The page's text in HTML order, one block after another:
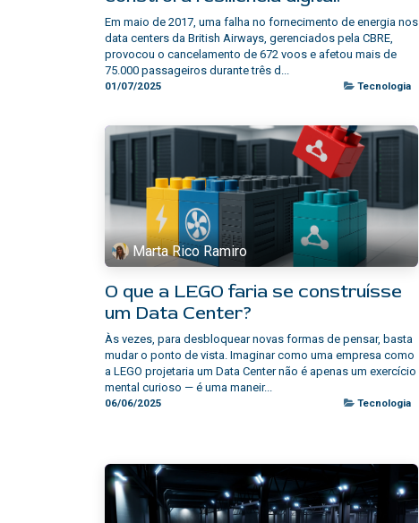
Em maio de 2017, uma falha no fornecimento de energia nos
data centers da British Airways, gerenciados pela CBRE,
provocou o cancelamento de 672 voos e afetou mais de
75.000 passageiros durante três d...
01/07/2025 Tecnologia
Marta Rico Ramiro
O que a LEGO faria se construísse
um Data Center?
Às vezes, para desbloquear novas formas de pensar, basta
mudar o ponto de vista. Imaginar como uma empresa como
a LEGO projetaria um Data Center não é apenas um exercício
mental curioso — é uma maneir...
06/06/2025 Tecnologia